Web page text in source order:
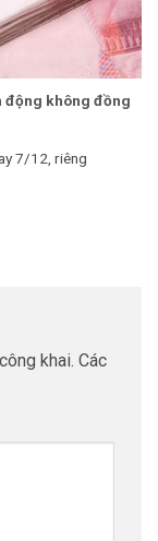
động không đồng
7/12, riêng
khai. Các